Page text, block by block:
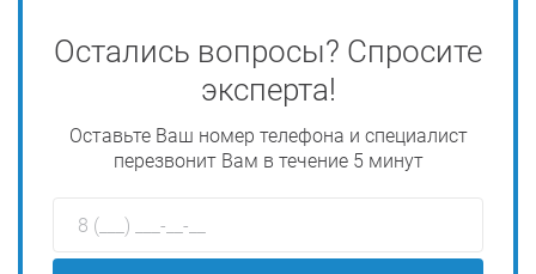
Остались вопросы? Спросите
эксперта!
Оставьте Ваш номер телефона и специалист
перезвонит Вам в течение 5 минут